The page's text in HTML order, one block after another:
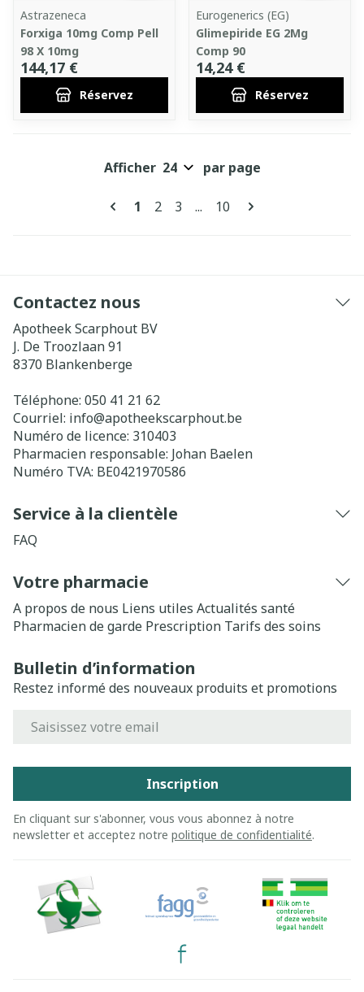
Astrazeneca
Forxiga 10mg Comp Pell
98 X 10mg
144,17 €
Réservez
Eurogenerics (EG)
Glimepiride EG 2Mg
Comp 90
14,24 €
Réservez
Pages
Vous lisez actuellement la page
1 Page
2 Page
3 ... Page
10
Afficher par page
Contactez nous
Apotheek Scarphout BV
J. De Troozlaan 91
8370 Blankenberge
Téléphone: 050 41 21 62
Courriel: info@apotheekscarphout.be
Numéro de licence: 310403
Pharmacien responsable: Johan Baelen
Numéro TVA: BE0421970586
Service à la clientèle
FAQ
Votre pharmacie
A propos de nous Liens utiles Actualités santé
Pharmacien de garde Prescription Tarifs des soins
Bulletin d’information
Restez informé des nouveaux produits et promotions
Inscription
En cliquant sur s'abonner, vous vous abonnez à notre
newsletter et acceptez notre politique de confidentialité.